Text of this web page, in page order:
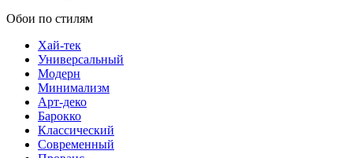
Обои по стилям
Хай-тек
Универсальный
Модерн
Минимализм
Арт-деко
Барокко
Классический
Современный